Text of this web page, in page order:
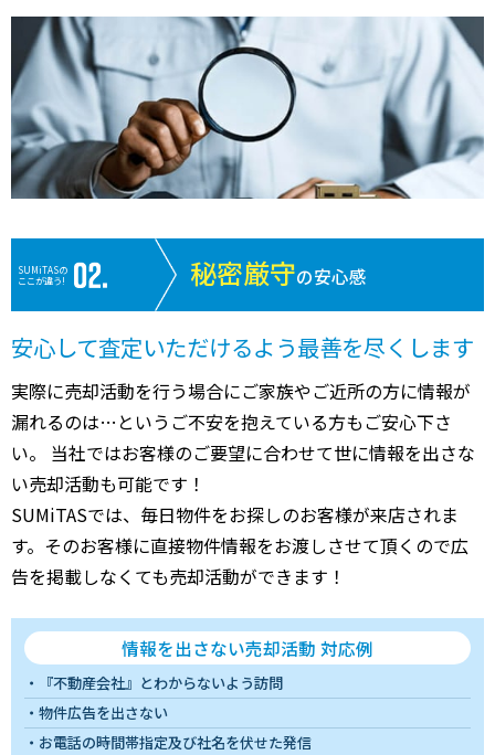
SUMiTASの
ここが違う!
秘密厳守の安心感
安心して査定いただけるよう最善を尽くします
実際に売却活動を行う場合にご家族やご近所の方に情報が
漏れるのは…というご不安を抱えている方もご安心下さ
い。 当社ではお客様のご要望に合わせて世に情報を出さな
い売却活動も可能です！
SUMiTASでは、毎日物件をお探しのお客様が来店されま
す。そのお客様に直接物件情報をお渡しさせて頂くので広
告を掲載しなくても売却活動ができます！
情報を出さない売却活動 対応例
『不動産会社』とわからないよう訪問
物件広告を出さない
お電話の時間帯指定及び社名を伏せた発信